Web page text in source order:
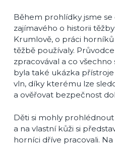
Během prohlídky jsme se
zajímavého o historii
Krumlově, o práci
těžbě používaly.
zpracovával a co všechno
byla také ukázka
vln, díky kterému lze
a ověřovat bezpečnost
Děti si mohly
a na vlastní kůži si
horníci dříve pracovali.